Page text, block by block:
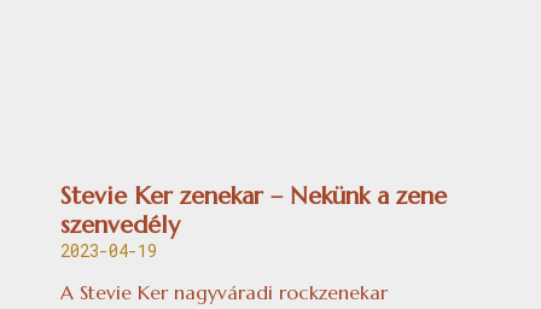
Stevie Ker zenekar – Nekünk a zene
szenvedély
2023-04-19
A Stevie Ker nagyváradi rockzenekar